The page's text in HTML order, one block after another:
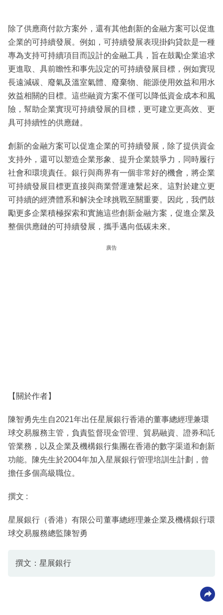
除了供應商付款方案外，還有其他創新的金融方案可以促進
企業的可持續發展。例如，可持續發展表現掛鈎貸款是一種
專為支持可持續項目而設計的金融工具，旨在鼓勵企業追求
更進取、具前瞻性和事先設定的可持續發展目標，例如實現
長遠減碳、廢氣及溫室氣體、廢棄物、能源使用效益和用水
效益相關的目標。這些融資方案不僅可以降低資金成本和風
險，幫助企業實現可持續發展的目標，更可建立更高效、更
具可持續性的供應鏈。
創新的金融方案可以促進企業的可持續發展，除了提供資金
支持外，還可以塑造企業形象、提升企業競爭力，同時履行
社會和環境責任。銀行與商界有一個非常好的機會，將企業
可持續發展目標更直接與商業營運連繫起來。這對於建立更
可持續的經濟體系和解決全球挑戰至關重要。因此，我們鼓
勵更多企業積極探索和實施這些創新金融方案，促進企業及
整個供應鏈的可持續發展，攜手邁向低碳未來。
廣告
【關於作者】
陳智勇先生自2021年出任星展銀行香港的董事總經理兼環
球交易服務主管，負責監督現金管理、貿易融資、證券和託
管業務，以及企業及機構銀行集團在香港的數字渠道和創新
功能。陳先生於2004年加入星展銀行管理培訓生計劃，曾
擔任多個高級職位。
撰文 :
星展銀行（香港）有限公司董事總經理兼企業及機構銀行環
球交易服務總監陳智勇
撰文：星展銀行